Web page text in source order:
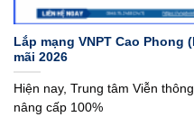
Lắp mạng VNPT Cao
mãi 2026
Hiện nay, Trung tâm Viễn
nâng cấp 100%